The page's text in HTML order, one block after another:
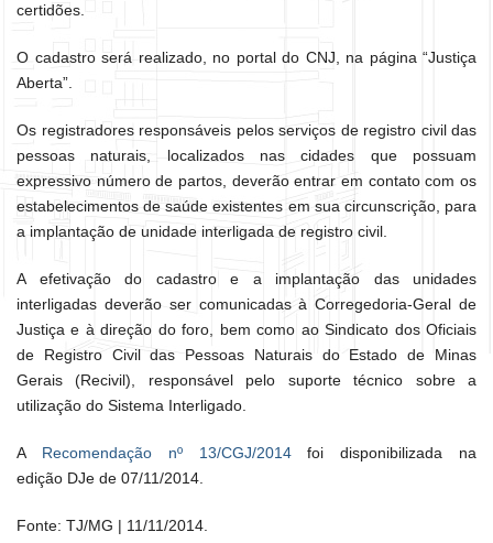
certidões.
O cadastro será realizado, no portal do CNJ, na página “Justiça
Aberta”.
Os registradores responsáveis pelos serviços de registro civil das
pessoas naturais, localizados nas cidades que possuam
expressivo número de partos, deverão entrar em contato com os
estabelecimentos de saúde existentes em sua circunscrição, para
a implantação de unidade interligada de registro civil.
A efetivação do cadastro e a implantação das unidades
interligadas deverão ser comunicadas à Corregedoria-Geral de
Justiça e à direção do foro, bem como ao Sindicato dos Oficiais
de Registro Civil das Pessoas Naturais do Estado de Minas
Gerais (Recivil), responsável pelo suporte técnico sobre a
utilização do Sistema Interligado.
A Recomendação nº 13/CGJ/2014foi disponibilizada na
edição DJe de 07/11/2014.
Fonte: TJ/MG | 11/11/2014.